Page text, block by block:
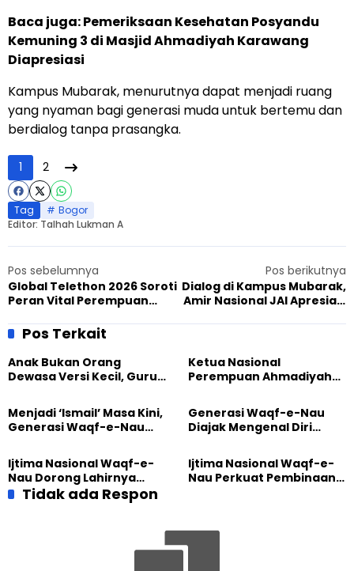
Baca juga:Pemeriksaan Kesehatan Posyandu
Kemuning 3 di Masjid Ahmadiyah Karawang
Diapresiasi
Kampus Mubarak, menurutnya dapat menjadi ruang
yang nyaman bagi generasi muda untuk bertemu dan
berdialog tanpa prasangka.
1 2
Tag
Bogor
Editor: Talhah Lukman A
Pos sebelumnya
Global Telethon 2026 Soroti
Peran Vital Perempuan
Pos berikutnya
Dialog di Kampus Mubarak,
Amir Nasional JAI Apresiasi
Pos Terkait
Anak Bukan Orang
Dewasa Versi Kecil, Guru
Pendidikan BERLIAN
Ketua Nasional
Perempuan Ahmadiyah
Besar Universitas
Terbuka
Menjadi ‘Ismail’ Masa Kini,
Generasi Waqf-e-Nau
Pengabdian
Generasi Waqf-e-Nau
Diajak Mengenal Diri
Dunia
Ijtima Nasional Waqf-e-
Nau Dorong Lahirnya
Generasi Pengkhidmat
Ijtima Nasional Waqf-e-
Nau Perkuat Pembinaan
Tidak ada Respon